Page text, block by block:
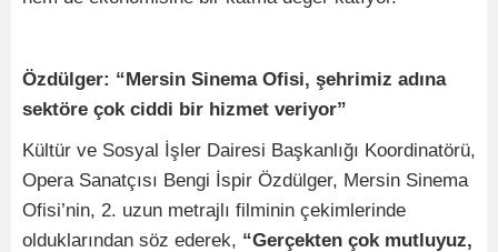
Özdülger: “Mersin Sinema Ofisi, şehrimiz adına
sektöre çok ciddi bir hizmet veriyor”
Kültür ve Sosyal İşler Dairesi Başkanlığı Koordinatörü,
Opera Sanatçısı Bengi İspir Özdülger, Mersin Sinema
Ofisi’nin, 2. uzun metrajlı filminin çekimlerinde
olduklarından söz ederek, “Gerçekten çok mutluyuz,